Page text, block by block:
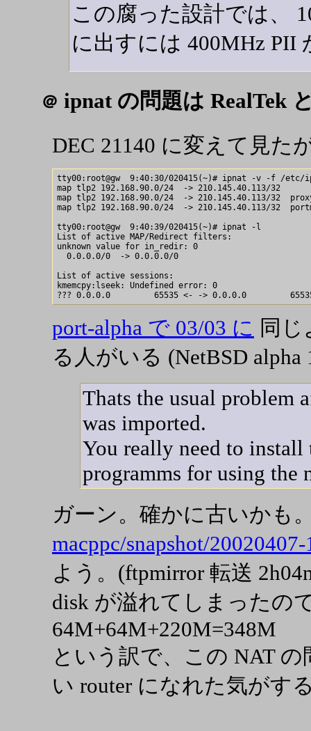
この腐った設計では、
に出すには 400MHz PII
＠ ipnat の問題は RealTek
DEC 21140 に変えて見た
tty00:root@gw  9:40:30/020415(~)# ipnat -v -f /etc/
map tlp2 192.168.90.0/24  -> 210.145.40.113/32
map tlp2 192.168.90.0/24  -> 210.145.40.113/32
map tlp2 192.168.90.0/24  -> 210.145.40.113/32
tty00:root@gw  9:40:39/020415(~)# ipnat -l
List of active MAP/Redirect filters:
unknown value for in_redir: 0
  0.0.0.0/0  -> 0.0.0.0/0
List of active sessions:
kmemcpy:lseek: Undefined error: 0
port-alpha で 03/03 に 同
る人がいる (NetBSD
Thats the usual problem
was imported.
You really need to
programms for using the
ガーン。確かに古いかも
macppc/snapshot/
よう。(ftpmirror 転送
disk が溢れてしまったの
64M+64M+220M=348M
という訳で、この NAT
い router になれた気がす